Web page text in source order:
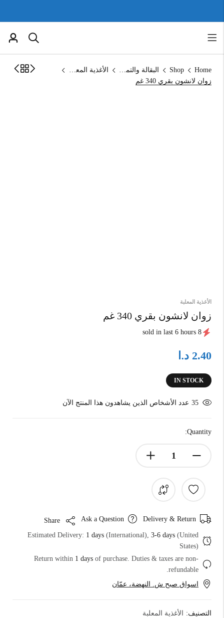
Home
Shop البقالة والتموين
الأغذية المعلبة
زوان لانشون بقري 340 غم
الأغذية المعلبة
زوان لانشون بقري 340 غم
8 sold in last 6 hours
2.40 د.ا
IN STOCK
35 عدد الأشخاص الذين يشاهدون هذا المنتج الآن
Quantity:
Delivery & Return
Ask a Question
Estimated Delivery: 1 days (International), 3-6 days (United
States)
Return within 1 days of purchase. Duties & taxes are non-
refundable.
اسواق صبح ش. النهضة، عمّان
التصنيف:
الأغذية المعلبة